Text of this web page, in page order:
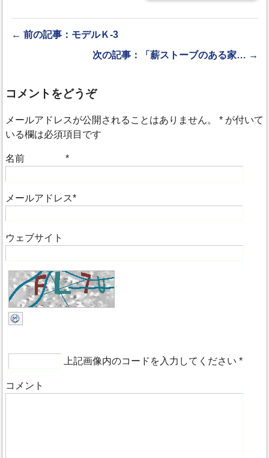
← 前の記事：モデルＫ-3
次の記事：「薪ストーブのある家… →
コメントをどうぞ
メールアドレスが公開されることはありません。* が付いて
いる欄は必須項目です
名前 *
メールアドレス*
ウェブサイト
上記画像内のコードを入力してください *
コメント